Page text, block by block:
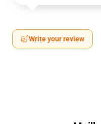
Write your review